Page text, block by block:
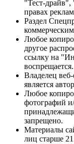
"Тест-
правах
Раздел
Любое
другое
ссылку на
воспрещается.
Владелец
является
Любое
фотографий
запрещено.
Материалы
лиц старше